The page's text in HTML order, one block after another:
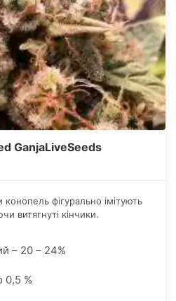
GanjaLiveSeeds
фігурально імітують
витягнуті кінчики.
– 20 – 24%
0,5 %